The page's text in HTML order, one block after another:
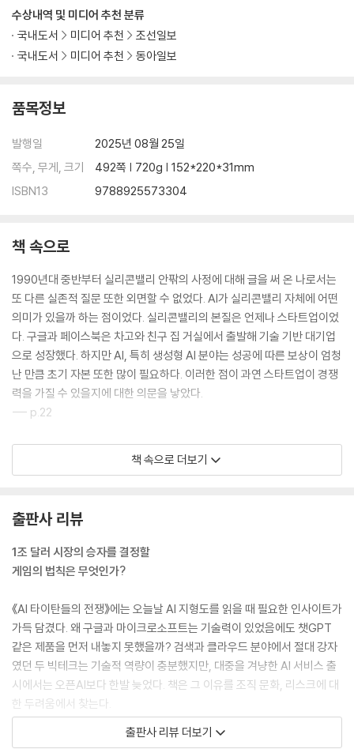
“다른 제품과 확연히 차별되어야 한다고 생각했습니다.”
18장 | 통제할 수 없는 미래, AI는 어디까지 가는가
“기업 역사상 초유의 사태입니다.”
계속되는 이야기 | 마이크로소프트, 구글, 메타, 애플, 오픈AI 그리고 스타
감사의 글
수상내역 및 미디어 추천 분류
국내도서
미디어 추천
조선일보
국내도서
미디어 추천 동아일보
품목정보
발행일
2025년 08월 25일
쪽수, 무게, 크기
492쪽 | 720g | 152*220*31mm
ISBN13
9788925573304
책 속으로
1990년대 중반부터 실리콘밸리 안팎의 사정에 대해 글을 써 온 나로서는
또 다른 실존적 질문 또한 외면할 수 없었다. AI가 실리콘밸리 자체에 어떤
의미가 있을까 하는 점이었다. 실리콘밸리의 본질은 언제나 스타트업이었
다. 구글과 페이스북은 차고와 친구 집 거실에서 출발해 기술 기반 대기업
으로 성장했다. 하지만 AI, 특히 생성형 AI 분야는 성공에 따른 보상이 엄청
난 만큼 초기 자본 또한 많이 필요하다. 이러한 점이 과연 스타트업이 경쟁
력을 가질 수 있을지에 대한 의문을 낳았다.
--- p.22
하사비스는 한편으로 지쳐 있었다. 그의 계산에 따르면 지난 3년간 실제
연구에 쓴 시간은 고작 10퍼센트 남짓에 불과했다. 하사비스는 “AI 문제를
인재를 끊임없이 빼앗기는 데에도 염증을 느끼고 있었다.
--- p.118
은 문화에 관한 부분이었다. 호프먼은 책과 영화에 등장하는 공상과학적인
요소가 사람들이 인공지능을 바라보는 관점을 규정하는 동시에 이를 제한
한다고 보았다. 거의 모든 공상과학 책이 암울하고 종말론적인 미래상을
그렸고 이는 사람들에게 미래에 대한 두려움을 심어 주었다.
--- p.131
발머는 윈도우의 입지를 확대하는 데 지나치게 집착한 나머지 사내의 혁신
분위기를 억누르고 있었다. 나는 마이크로소프트의 오랜 직원들이 피땀 흘
책 속으로 더보기
출판사 리뷰
1조 달러 시장의 승자를 결정할
게임의 법칙은 무엇인가?
《AI 타이탄들의 전쟁》에는 오늘날 AI 지형도를 읽을 때 필요한 인사이트가
가득 담겼다. 왜 구글과 마이크로소프트는 기술력이 있었음에도 챗GPT
같은 제품을 먼저 내놓지 못했을까? 검색과 클라우드 분야에서 절대 강자
였던 두 빅테크는 기술적 역량이 충분했지만, 대중을 겨냥한 AI 서비스 출
시에서는 오픈AI보다 한발 늦었다. 책은 그 이유를 조직 문화, 리스크에 대
한 두려움에서 찾는다.
왜 스타 CEO가 창업한 인플렉션 AI는 현실의 벽을 넘지 못했을까? 딥마인
출판사 리뷰 더보기